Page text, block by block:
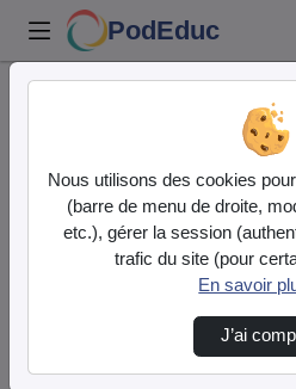
PodEduc
Partenariat « Jumelages-
Nous utilisons des cookies
(barre de menu de droite,
etc.), gérer la session
trafic du site (pour
En savoir
J’ai